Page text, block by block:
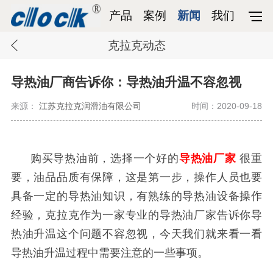
产品 案例 新闻 我们
克拉克动态
导热油厂商告诉你：导热油升温不容忽视
来源： 江苏克拉克润滑油有限公司 时间：2020-09-18
购买导热油前，选择一个好的导热油厂家 很重
要，油品品质有保障，这是第一步，操作人员也要
具备一定的导热油知识，有熟练的导热油设备操作
经验，克拉克作为一家专业的导热油厂家告诉你导
热油升温这个问题不容忽视，今天我们就来看一看
导热油升温过程中需要注意的一些事项。